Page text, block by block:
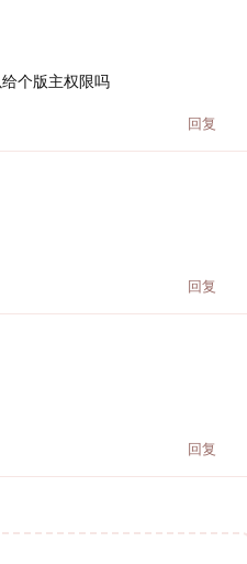
个版主权限吗
回复
回复
回复